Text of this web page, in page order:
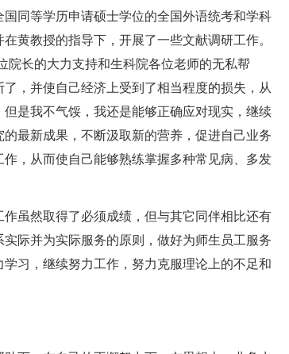
同等学历申请硕士学位的全国外语统考和学科
黄教授的指导下，开展了一些文献调研工作。
院长的大力支持和生科院各位老师的无私帮
，并使自己经济上受到了相当程度的损失，从
是我不气馁，我还是能够正确应对现实，继续
最新成果，不断汲取新的营养，促进自己业务
，从而使自己能够熟练掌握多种常见病、多发
虽然取得了必须成绩，但与其它同伴相比还有
际并为实际服务的原则，做好为师生员工服务
习，继续努力工作，努力克服理论上的不足和